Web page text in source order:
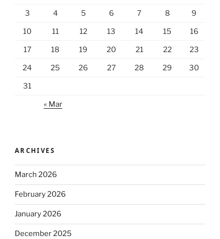
3 4 5 6 7 8 9
10 11 12 13 14 15 16
17 18 19 20 21 22 23
24 25 26 27 28 29 30
31
« Mar
ARCHIVES
March 2026
February 2026
January 2026
December 2025